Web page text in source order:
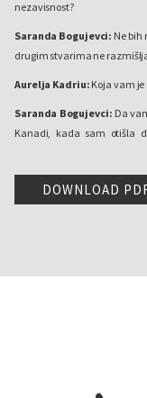
nezavisnost?
Saranda Bogujevci: Ne bih
drugim stvarima ne
Aurelja Kadriu: Koja vam
Saranda Bogujevci: Da
Kanadi, kada sam otišla
proglašena nezavisnost
Kosovo proglasilo
DOWNLOAD